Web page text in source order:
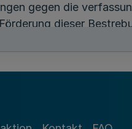
gegen die
dieser
der Verfügung wird